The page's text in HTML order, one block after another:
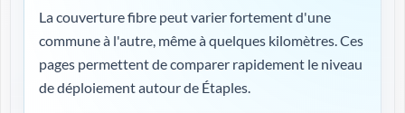
La couverture fibre peut varier fortement d'une
commune à l'autre, même à quelques kilomètres. Ces
pages permettent de comparer rapidement le niveau
de déploiement autour de Étaples.